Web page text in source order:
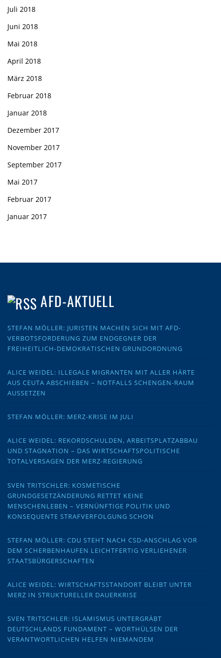
Juli 2018
Juni 2018
Mai 2018
April 2018
März 2018
Februar 2018
Januar 2018
Dezember 2017
November 2017
September 2017
Mai 2017
Februar 2017
Januar 2017
AFD-AKTUELL
STEFAN MÖLLER: JURISTEN MACHEN SICH MIT AFD-
VERBOTSFORDERUNG ZUM ENDGEGNER DER
FREIHEITLICH-DEMOKRATISCHEN GRUNDORDNUNG
ALICE WEIDEL: ILLEGALE MIGRANTEN MIT ALLER HÄRTE
AUS CEUTA ABSCHIEBEN – NOTFALLS SCHENGEN-RAUM
AUSSETZEN
STEFAN MÖLLER: MERZ-KRISE IM JULI
ALICE WEIDEL: REKORDSCHULDEN, ARBEITSPLATZABBAU
UND STAGNATION – DAS WIRTSCHAFTSPOLITISCHE
TOTALVERSAGEN DER MERZ-REGIERUNG
SVEN TRITSCHLER: KOSMETISCHE
GRUNDGESETZÄNDERUNG RETTET KEINE
MENSCHENLEBEN – VERNÜNFTIGE POLITIK UND
KONSEQUENTE STRAFVERFOLGUNG SCHON
STEFAN MÖLLER: CDU STEHT NACH CSD-ANSCHLAG VOR
DEM SCHERBENHAUFEN LEICHTFERTIG VERLIEHENER
STAATSBÜRGERSCHAFTEN
ALICE WEIDEL: WIRTSCHAFTSSTANDORT BLEIBT UNTER
MERZ IN STRUKTURELLER DAUERKRISE
SVEN TRITSCHLER: ISLAMISMUS UNTERGRÄBT
DEUTSCHLANDS FUNDAMENT – WORTHÜLSEN DER
VERANTWORTLICHEN HELFEN NIEMANDEM